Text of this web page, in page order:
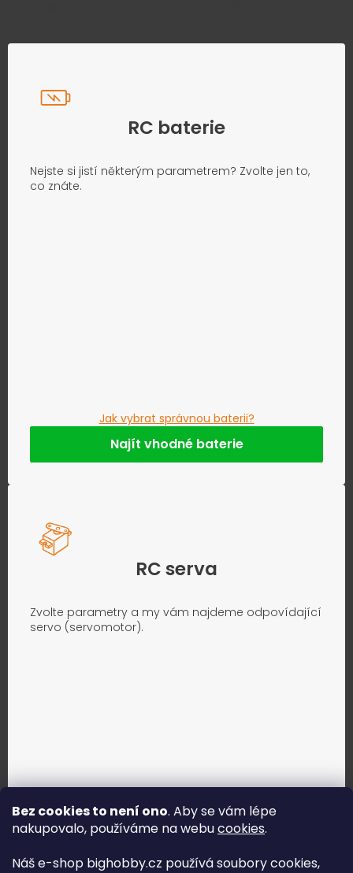
Bez cookies to není ono. Aby se vám lépe
nakupovalo, používáme na webucookies.
Náš e-shop bighobby.cz používá soubory cookies,
RC baterie
Nejste si jistí některým parametrem? Zvolte jen to,
co znáte.
Jak vybrat správnou baterii?
Najít vhodné baterie
RC serva
Zvolte parametry a my vám najdeme odpovídající
servo (servomotor).
Jak vybrat správné servo?